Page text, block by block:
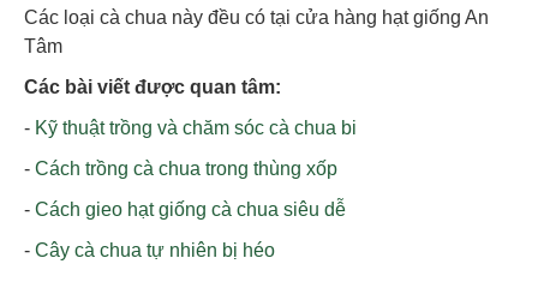
Các loại cà chua này đều có tại cửa hàng hạt giống An
Tâm
Các bài viết được quan tâm:
- Kỹ thuật trồng và chăm sóc cà chua bi
- Cách trồng cà chua trong thùng xốp
- Cách gieo hạt giống cà chua siêu dễ
- Cây cà chua tự nhiên bị héo